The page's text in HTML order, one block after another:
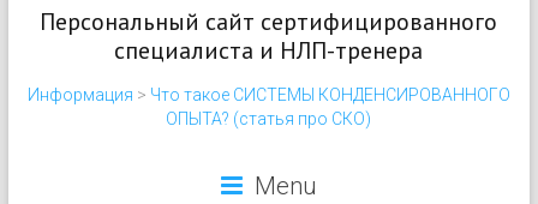
Персональный сайт сертифицированного
специалиста и НЛП-тренера
Информация > Что такое СИСТЕМЫ КОНДЕНСИРОВАННОГО
ОПЫТА? (статья про СКО)
Menu